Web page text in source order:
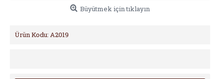
Büyütmek için tıklayın
Ürün Kodu: A2019